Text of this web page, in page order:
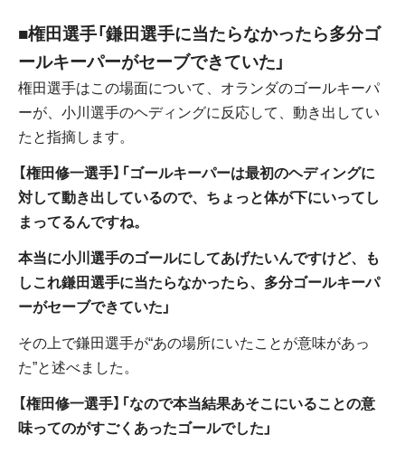
■権田選手「鎌田選手に当たらなかったら多分ゴ
ールキーパーがセーブできていた」
権田選手はこの場面について、オランダのゴールキーパ
ーが、小川選手のヘディングに反応して、動き出してい
たと指摘します。
【権田修一選手】「ゴールキーパーは最初のヘディングに
対して動き出しているので、ちょっと体が下にいってし
まってるんですね。
本当に小川選手のゴールにしてあげたいんですけど、も
しこれ鎌田選手に当たらなかったら、多分ゴールキーパ
ーがセーブできていた」
その上で鎌田選手が“あの場所にいたことが意味があっ
た”と述べました。
【権田修一選手】「なので本当結果あそこにいることの意
味ってのがすごくあったゴールでした」